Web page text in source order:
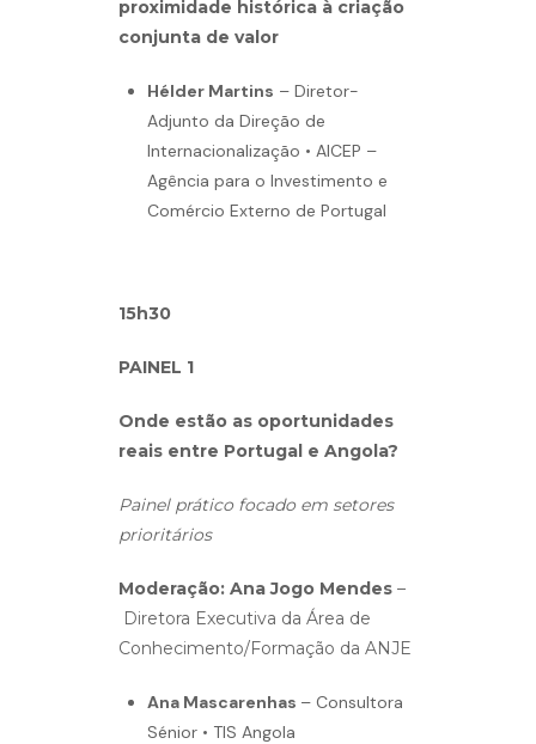
proximidade histórica à criação
conjunta de valor
Hélder Martins – Diretor-
Adjunto da Direção de
Internacionalização • AICEP –
Agência para o Investimento e
Comércio Externo de Portugal
15h30
PAINEL 1
Onde estão as oportunidades
reais entre Portugal e Angola?
Painel prático focado em setores
prioritários
Moderação: Ana Jogo Mendes –
Diretora Executiva da Área de
Conhecimento/Formação da ANJE
Ana Mascarenhas – Consultora
Sénior • TIS Angola